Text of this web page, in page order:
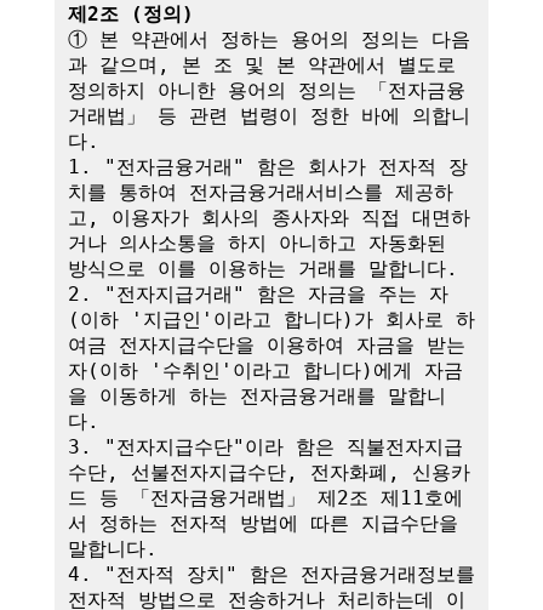
제2조 (정의)
① 본 약관에서 정하는 용어의 정의는 다음
과 같으며, 본 조 및 본 약관에서 별도로
정의하지 아니한 용어의 정의는 「전자금융
거래법」 등 관련 법령이 정한 바에 의합니
다.
1. "전자금융거래" 함은 회사가 전자적 장
치를 통하여 전자금융거래서비스를 제공하
고, 이용자가 회사의 종사자와 직접 대면하
거나 의사소통을 하지 아니하고 자동화된
방식으로 이를 이용하는 거래를 말합니다.
2. "전자지급거래" 함은 자금을 주는 자
(이하 '지급인'이라고 합니다)가 회사로 하
여금 전자지급수단을 이용하여 자금을 받는
자(이하 '수취인'이라고 합니다)에게 자금
을 이동하게 하는 전자금융거래를 말합니
다.
3. "전자지급수단"이라 함은 직불전자지급
수단, 선불전자지급수단, 전자화폐, 신용카
드 등 「전자금융거래법」 제2조 제11호에
서 정하는 전자적 방법에 따른 지급수단을
말합니다.
4. "전자적 장치" 함은 전자금융거래정보를
전자적 방법으로 전송하거나 처리하는데 이